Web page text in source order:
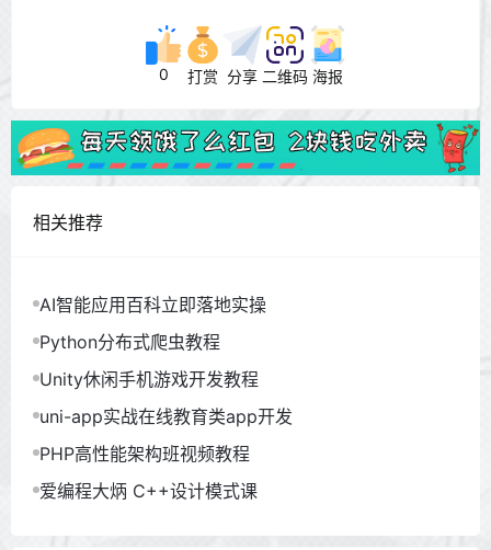
0 打赏 分享 二维码 海报
相关推荐
AI智能应用百科立即落地实操
Python分布式爬虫教程
Unity休闲手机游戏开发教程
uni-app实战在线教育类app开发
PHP高性能架构班视频教程
爱编程大炳 C++设计模式课